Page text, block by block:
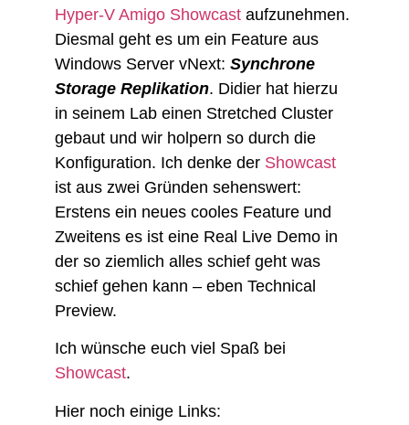
Hyper-V Amigo Showcast aufzunehmen.
Diesmal geht es um ein Feature aus
Windows Server vNext: Synchrone
Storage Replikation. Didier hat hierzu
in seinem Lab einen Stretched Cluster
gebaut und wir holpern so durch die
Konfiguration. Ich denke der Showcast
ist aus zwei Gründen sehenswert:
Erstens ein neues cooles Feature und
Zweitens es ist eine Real Live Demo in
der so ziemlich alles schief geht was
schief gehen kann – eben Technical
Preview.
Ich wünsche euch viel Spaß bei
Showcast.
Hier noch einige Links: